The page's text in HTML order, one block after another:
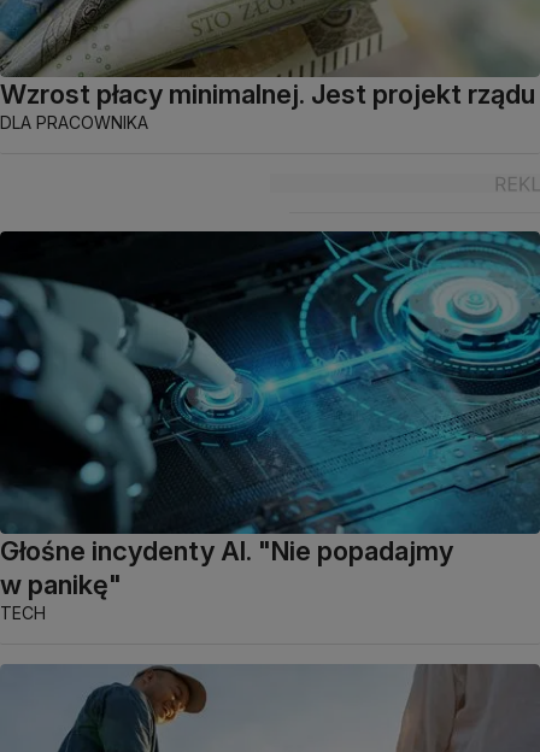
Wzrost płacy minimalnej. Jest projekt rządu
DLA PRACOWNIKA
Głośne incydenty AI. "Nie popadajmy
w panikę"
TECH